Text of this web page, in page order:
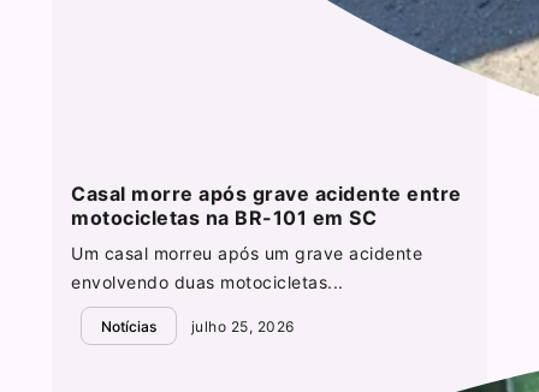
Casal morre após grave acidente entre
motocicletas na BR-101 em SC
Um casal morreu após um grave acidente
envolvendo duas motocicletas...
Notícias julho 25, 2026